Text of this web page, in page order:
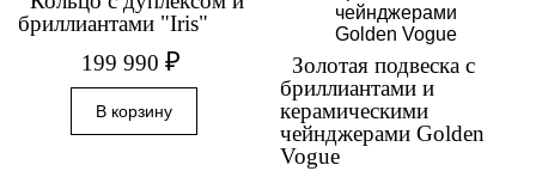
бриллиантами "Iris"
199 990₽
Золотая подвеска с
бриллиантами и
керамическими
чейнджерами Golden
Vogue